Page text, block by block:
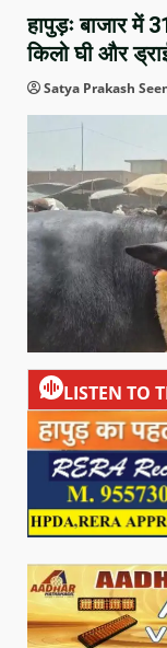
हापुड़ः बाजार में
किलो घी और
Satya Prakash
LISTEN TO